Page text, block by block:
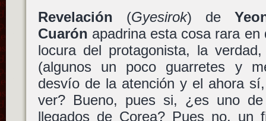
Revelación (Gyesirok) de
Cuarón apadrina esta cosa rara
locura del protagonista, la
(algunos un poco guarretes y
desvío de la atención y el ahora
ver? Bueno, pues si, ¿es uno
llegados de Corea? Pues no, un